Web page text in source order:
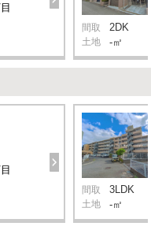
間取 2DK
土地 -㎡
間取 3LDK
土地 -㎡